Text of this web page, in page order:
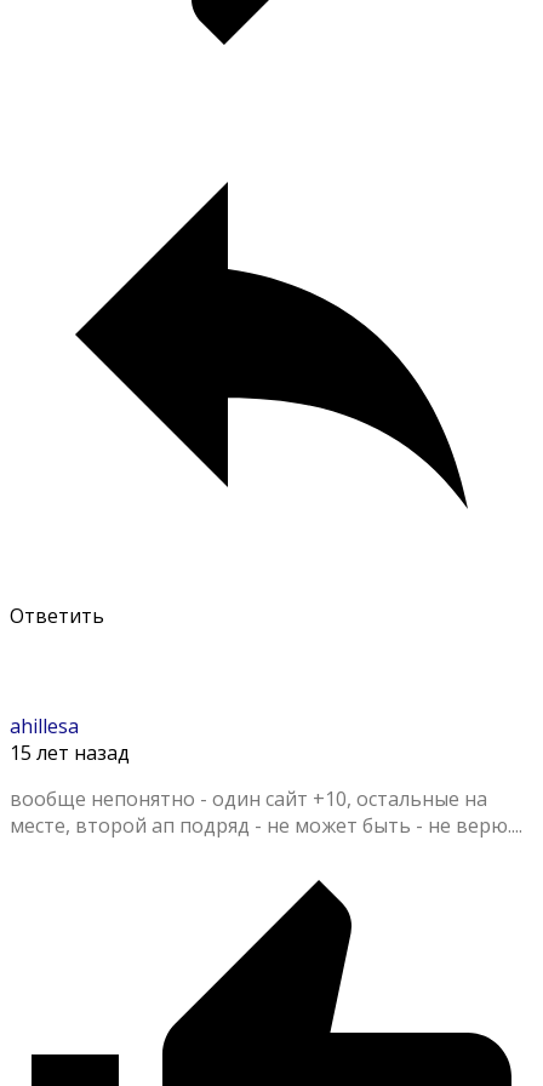
Ответить
ahillesa
15 лет назад
вообще непонятно - один сайт +10, остальные на
месте, второй ап подряд - не может быть - не верю....